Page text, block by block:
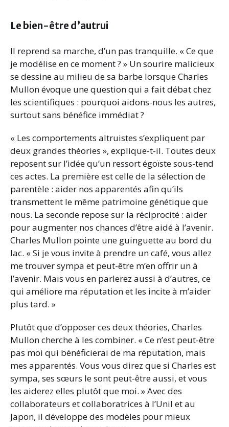
Le bien-être d’autrui
Il reprend sa marche, d’un pas tranquille. « Ce que
je modélise en ce moment ? » Un sourire malicieux
se dessine au milieu de sa barbe lorsque Charles
Mullon évoque une question qui a fait débat chez
les scientifiques : pourquoi aidons-nous les autres,
surtout sans bénéfice immédiat ?
« Les comportements altruistes s’expliquent par
deux grandes théories », explique-t-il. Toutes deux
reposent sur l’idée qu’un ressort égoïste sous-tend
ces actes. La première est celle de la sélection de
parentèle : aider nos apparentés afin qu’ils
transmettent le même patrimoine génétique que
nous. La seconde repose sur la réciprocité : aider
pour augmenter nos chances d’être aidé à l’avenir.
Charles Mullon pointe une guinguette au bord du
lac. « Si je vous invite à prendre un café, vous allez
me trouver sympa et peut-être m’en offrir un à
l’avenir. Mais vous en parlerez aussi à d’autres, ce
qui améliore ma réputation et les incite à m’aider
plus tard. »
Plutôt que d’opposer ces deux théories, Charles
Mullon cherche à les combiner. « Ce n’est peut-être
pas moi qui bénéficierai de ma réputation, mais
mes apparentés. Vous vous direz que si Charles est
sympa, ses sœurs le sont peut-être aussi, et vous
les aiderez elles plutôt que moi. » Avec des
collaborateurs et collaboratrices à l’Unil et au
Japon, il développe des modèles pour mieux